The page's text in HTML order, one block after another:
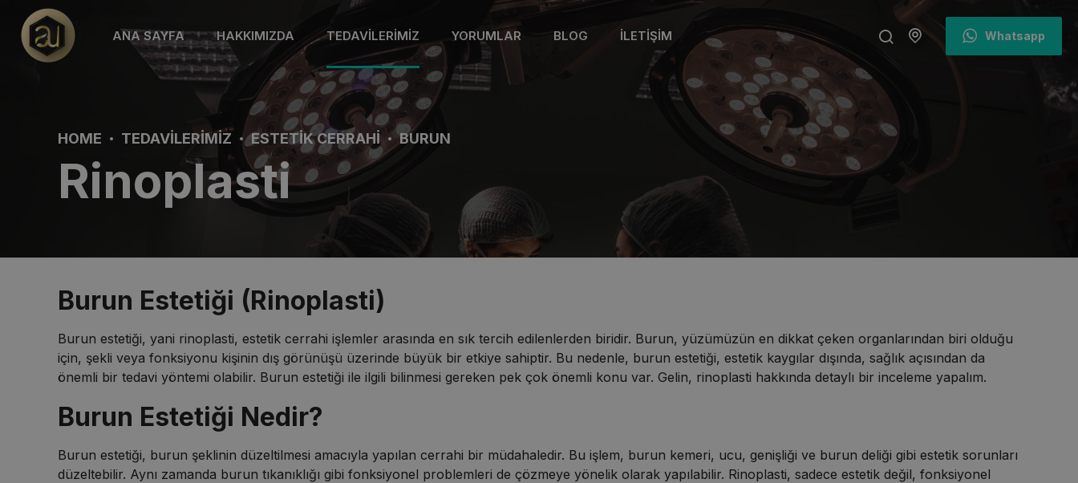
Whatsapp
ANA SAYFA HAKKIMIZDA TEDAVILERIMIZ YORUMLAR BLOG İLETIŞIM
HOME TEDAVILERIMIZ ESTETIK CERRAHI BURUN
Rinoplasti
Burun Estetiği (Rinoplasti)
Burun estetiği, yani rinoplasti, estetik cerrahi işlemler arasında en sık tercih edilenlerden biridir. Burun, yüzümüzün en dikkat çeken organlarından biri olduğu
için, şekli veya fonksiyonu kişinin dış görünüşü üzerinde büyük bir etkiye sahiptir. Bu nedenle, burun estetiği, estetik kaygılar dışında, sağlık açısından da
önemli bir tedavi yöntemi olabilir. Burun estetiği ile ilgili bilinmesi gereken pek çok önemli konu var. Gelin, rinoplasti hakkında detaylı bir inceleme yapalım.
Burun Estetiği Nedir?
Burun estetiği, burun şeklinin düzeltilmesi amacıyla yapılan cerrahi bir müdahaledir. Bu işlem, burun kemeri, ucu, genişliği ve burun deliği gibi estetik sorunları
düzeltebilir. Aynı zamanda burun tıkanıklığı gibi fonksiyonel problemleri de çözmeye yönelik olarak yapılabilir. Rinoplasti, sadece estetik değil, fonksiyonel